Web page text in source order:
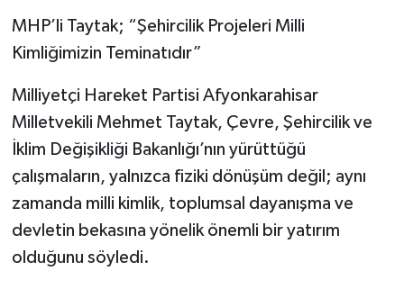
MHP’li Taytak; “Şehircilik Projeleri Milli
Kimliğimizin Teminatıdır”
Milliyetçi Hareket Partisi Afyonkarahisar
Milletvekili Mehmet Taytak, Çevre, Şehircilik ve
İklim Değişikliği Bakanlığı’nın yürüttüğü
çalışmaların, yalnızca fiziki dönüşüm değil; aynı
zamanda milli kimlik, toplumsal dayanışma ve
devletin bekasına yönelik önemli bir yatırım
olduğunu söyledi.